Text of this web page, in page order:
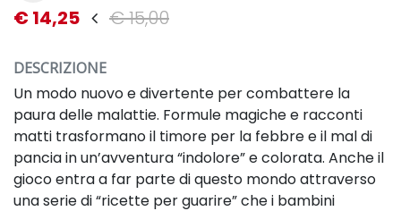
€ 14,25 € 15,00
DESCRIZIONE
Un modo nuovo e divertente per combattere la
paura delle malattie. Formule magiche e racconti
matti trasformano il timore per la febbre e il mal di
pancia in un’avventura “indolore” e colorata. Anche il
gioco entra a far parte di questo mondo attraverso
una serie di “ricette per guarire” che i bambini